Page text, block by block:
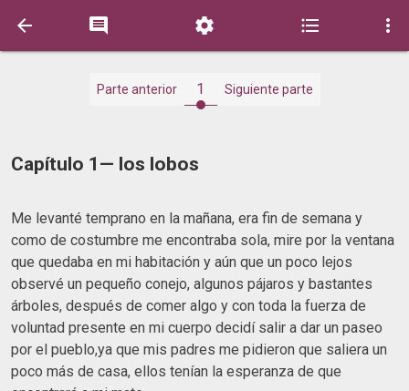
    
Parte anterior 1 Siguiente parte
Capítulo 1— los lobos
Me levanté temprano en la mañana, era fin de semana y
como de costumbre me encontraba sola, mire por la ventana
que quedaba en mi habitación y aún que un poco lejos
observé un pequeño conejo, algunos pájaros y bastantes
árboles, después de comer algo y con toda la fuerza de
voluntad presente en mi cuerpo decidí salir a dar un paseo
por el pueblo,ya que mis padres me pidieron que saliera un
poco más de casa, ellos tenían la esperanza de que